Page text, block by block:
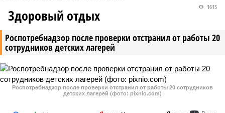
Роспотребнадзор после проверки отстранил от работы 20
сотрудников детских лагерей
1615
Здоровый отдых
Роспотребнадзор после проверки отстранил от работы 20 сотрудников
детских лагерей (фото: pixnio.com)